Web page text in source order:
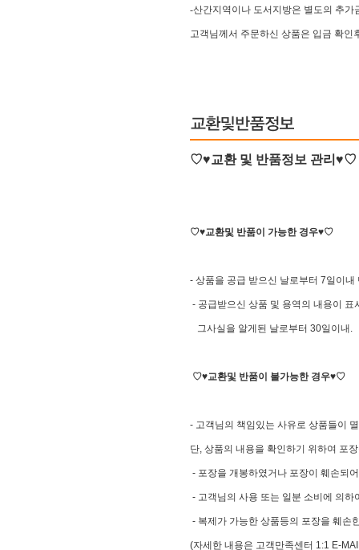
-산간지역이나 도서지방은 별도의 추
고객님께서 주문하신 상품은 입금 확
♡♥교환 및 반품정보 관리♥♡
♡♥교환및 반품이 가능한 경우♥♡
- 상품을 공급 받으신 날로부터 7일이
- 공급받으신 상품 및 용역의 내용이
그사실을 알게된 날로부터 30일이내.
♡♥교환및 반품이 불가능한 경우♥♡
- 고객님의 책임있는 사유로 상품들이
단, 상품의 내용을 확인하기 위하여 포
- 포장을 개봉하였거나 포장이 훼손되
- 고객님의 사용 또는 일분 소비에 의
- 복제가 가능한 상품등의 포장을 훼손
(자세한 내용은 고객만족센터 1:1 E-